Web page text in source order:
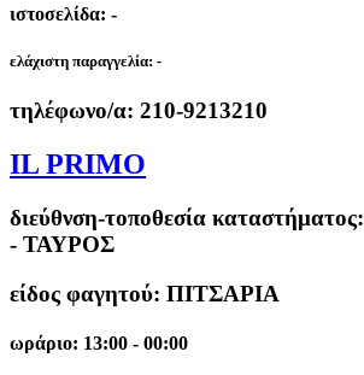
ιστοσελίδα: -
ελάχιστη παραγγελία: -
τηλέφωνο/α: 210-9213210
IL PRIMO
διεύθνση-τοποθεσία καταστήματος:
- ΤΑΥΡΟΣ
είδος φαγητού: ΠΙΤΣΑΡΙΑ
ωράριο: 13:00 - 00:00